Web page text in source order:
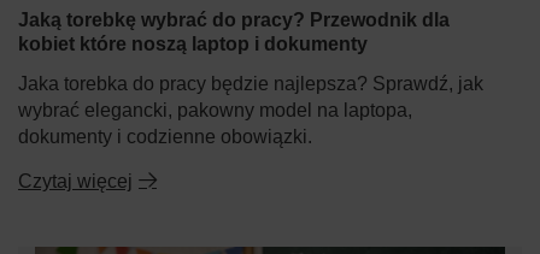
Jaką torebkę wybrać do pracy? Przewodnik dla
kobiet które noszą laptop i dokumenty
Jaka torebka do pracy będzie najlepsza? Sprawdź, jak
wybrać elegancki, pakowny model na laptopa,
dokumenty i codzienne obowiązki.
Czytaj więcej